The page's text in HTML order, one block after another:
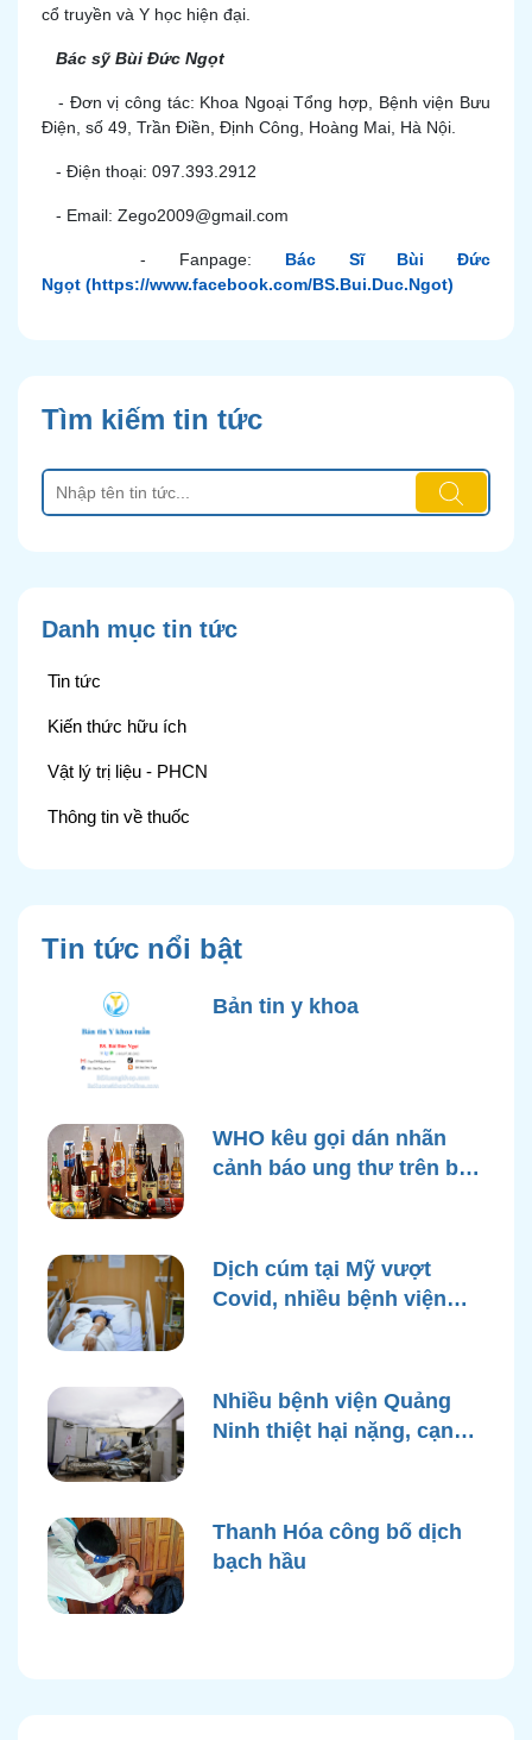
cổ truyền và Y học hiện đại.
Bác sỹ Bùi Đức Ngọt
- Đơn vị công tác: Khoa Ngoại Tổng hợp, Bệnh viện Bưu
Điện, số 49, Trần Điền, Định Công, Hoàng Mai, Hà Nội.
- Điện thoại: 097.393.2912
- Email: Zego2009@gmail.com
- Fanpage: Bác Sĩ Bùi Đức
Ngọt (https://www.facebook.com/BS.Bui.Duc.Ngot)
Tìm kiếm tin tức
Danh mục tin tức
Tin tức
Kiến thức hữu ích
Vật lý trị liệu - PHCN
Thông tin về thuốc
Tin tức nổi bật
Bản tin y khoa
WHO kêu gọi dán nhãn
cảnh báo ung thư trên bao
Dịch cúm tại Mỹ vượt
Covid, nhiều bệnh viện
Nhiều bệnh viện Quảng
Ninh thiệt hại nặng, cạn
Thanh Hóa công bố dịch
bạch hầu